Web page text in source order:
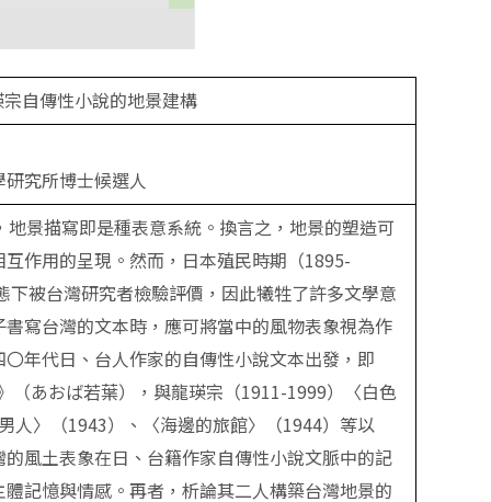
自傳性小說的地景建構
究所博士候選人
景描寫即是種表意系統。換言之，地景的塑造可
作用的呈現。然而，日本殖民時期（1895-
被台灣研究者檢驗評價，因此犧牲了許多文學意
寫台灣的文本時，應可將當中的風物表象視為作
年代日、台人作家的自傳性小說文本出發，即
（あおば若葉），與龍瑛宗（1911-1999）〈白色
人〉（1943）、〈海邊的旅館〉（1944）等以
風土表象在日、台籍作家自傳性小說文脈中的記
記憶與情感。再者，析論其二人構築台灣地景的